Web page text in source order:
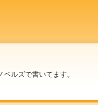
ルズで書いてます。